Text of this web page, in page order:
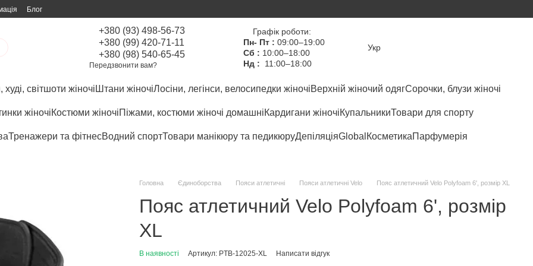
Блог
+380 (93) 498-56-73
+380 (99) 420-71-11
+380 (98) 540-65-45
Передзвонити вам?
Графік роботи:
Пн- Пт : 09:00–19:00
Сб : 10:00–18:00
Нд :
11:00–18:00
Укр
худі, світшоти жіночі Штани жіночіЛосіни, легінси, велосипедки жіночіВерхній жіночий одягСорочки, блузи жіночі
жіночіКостюми жіночіПіжами, костюми жіночі домашніКардигани жіночіКупальникиТовари для спорту
Тренажери та фітнесВодний спортТовари манікюру та педикюруДепіляціяGlobal КосметикаПарфумерія
Головна Єдиноборства Пояси атлетичні Пояси атлетичні Velo Пояс атлетичний Velo Polyfoam 6', розмір XL
Пояс атлетичний Velo Polyfoam 6', розмір
XL
В наявності Артикул: PTB-12025-XL Написати відгук